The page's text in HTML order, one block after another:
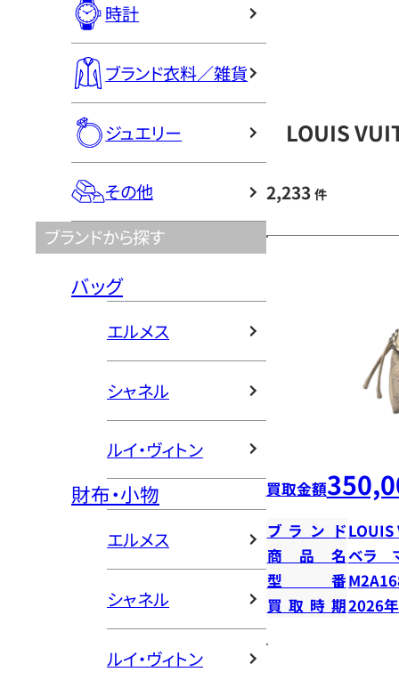
時計
ブランド衣料／雑貨
ジュエリー
その他
ブランドから探す
バッグ
エルメス
シャネル
ルイ・ヴィトン
財布・小物
エルメス
シャネル
ルイ・ヴィトン
LOUIS
2,233 件
買取金額
ブランドLOUIS
商品名ベラ
型番
買取時期2026